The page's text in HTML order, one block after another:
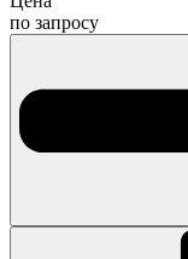
по запросу